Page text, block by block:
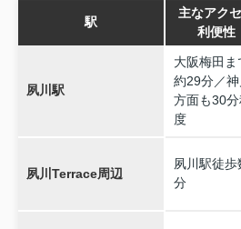
駅
主なアク
利便性
夙川駅
大阪梅田ま
約29分／神
方面も30分
度
夙川Terrace周辺
夙川駅徒歩
分